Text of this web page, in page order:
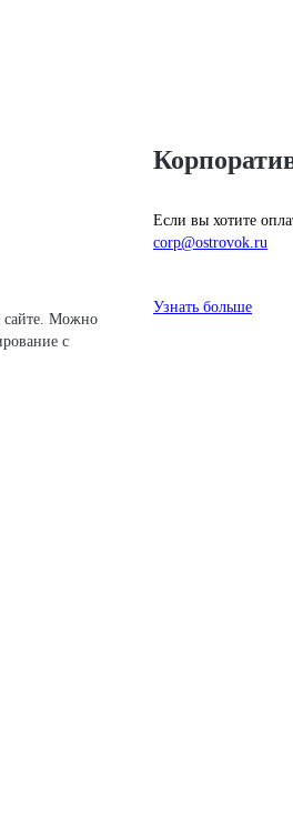
с
Если вы хотите
corp@ostrovok.ru
Узнать больше